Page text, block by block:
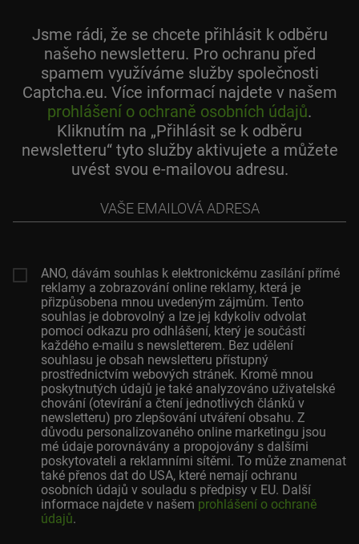
Jsme rádi, že se chcete přihlásit k odběru
našeho newsletteru. Pro ochranu před
spamem využíváme služby společnosti
Captcha.eu. Více informací najdete v našem
prohlášení o ochraně osobních údajů.
Kliknutím na „Přihlásit se k odběru
newsletteru“ tyto služby aktivujete a můžete
uvést svou e-mailovou adresu.
adresa
ANO, dávám souhlas k elektronickému zasílání přímé
reklamy a zobrazování online reklamy, která je
přizpůsobena mnou uvedeným zájmům. Tento
souhlas je dobrovolný a lze jej kdykoliv odvolat
pomocí odkazu pro odhlášení, který je součástí
každého e-mailu s newsletterem. Bez udělení
souhlasu je obsah newsletteru přístupný
prostřednictvím webových stránek. Kromě mnou
poskytnutých údajů je také analyzováno uživatelské
chování (otevírání a čtení jednotlivých článků v
newsletteru) pro zlepšování utváření obsahu. Z
důvodu personalizovaného online marketingu jsou
mé údaje porovnávány a propojovány s dalšími
poskytovateli a reklamními sítěmi. To může znamenat
také přenos dat do USA, které nemají ochranu
osobních údajů v souladu s předpisy v EU. Další
informace najdete v našem prohlášení o ochraně
údajů.